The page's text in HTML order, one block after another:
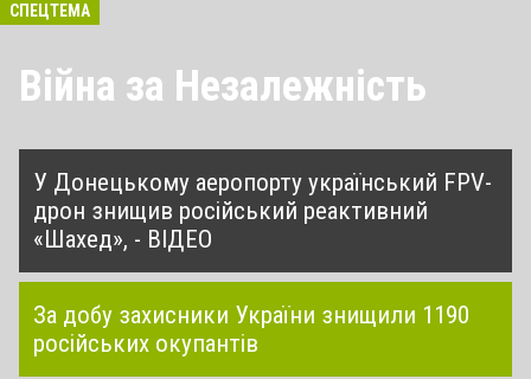
СПЕЦТЕМА
Війна за Незалежність
У Донецькому аеропорту український FPV-
дрон знищив російський реактивний
«Шахед», - ВІДЕО
За добу захисники України знищили 1190
російських окупантів